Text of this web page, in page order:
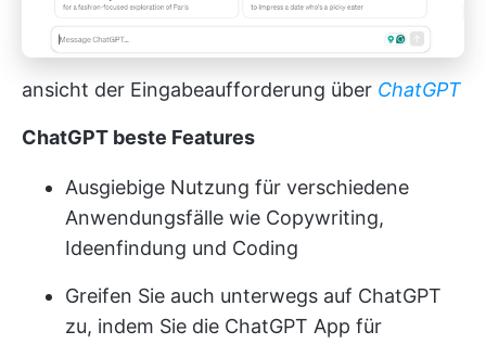
ansicht der Eingabeaufforderung über ChatGPT
ChatGPT beste Features
Ausgiebige Nutzung für verschiedene
Anwendungsfälle wie Copywriting,
Ideenfindung und Coding
Greifen Sie auch unterwegs auf ChatGPT
zu, indem Sie die ChatGPT App für